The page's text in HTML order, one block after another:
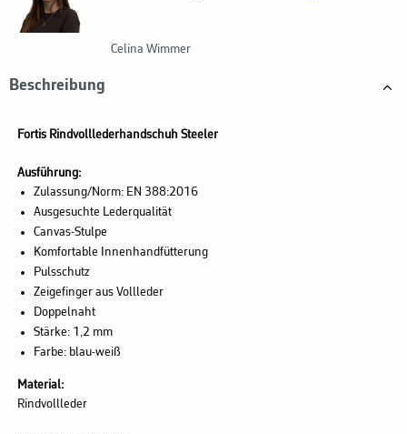
Celina Wimmer
Beschreibung
Fortis Rindvolllederhandschuh Steeler
Ausführung:
Zulassung/Norm: EN 388:2016
Ausgesuchte Lederqualität
Canvas-Stulpe
Komfortable Innenhandfütterung
Pulsschutz
Zeigefinger aus Vollleder
Doppelnaht
Stärke: 1,2 mm
Farbe: blau-weiß
Material:
Rindvollleder